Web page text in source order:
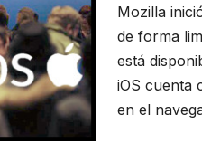
Mozilla
de forma
está
iOS cuenta
en el